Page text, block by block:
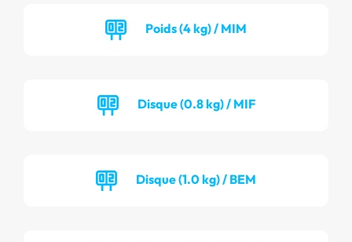
Poids (4 kg) / MIM
Disque (0.8 kg) / MIF
Disque (1.0 kg) / BEM